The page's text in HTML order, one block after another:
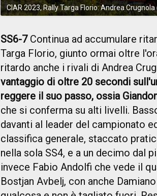
CIAR 2023, Rally Targa Florio: Andrea
SS6-7Continua ad accumulare
Targa Florio, giunto ormai oltre
ritardo anche i rivali di Andrea
vantaggio di oltre 20 secondi
reggere il suo passo, ossia
che si conferma su alti livelli.
davanti al leader del campionato
classifica generale, staccato
nella sola SS4, e a un decimo dal
invece Fabio Andolfi che vede il
Bostjan Avbelj, con anche